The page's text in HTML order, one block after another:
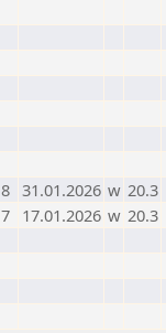
8 31.01.2026 w 20.3
7 17.01.2026 w 20.3